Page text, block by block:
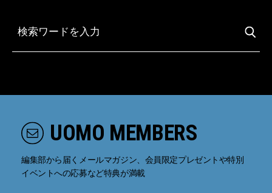
UOMO MEMBERS
編集部から届くメールマガジン、会員限定プレゼントや特別
イベントへの応募など特典が満載